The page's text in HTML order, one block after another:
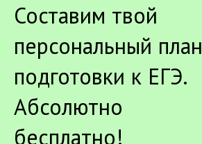
Составим твой
персональный план
подготовки к ЕГЭ.
Абсолютно
бесплатно!